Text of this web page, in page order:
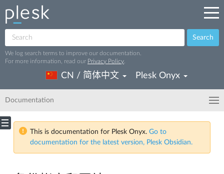
Search
We log search terms to improve our documentation.
For more information, read our Privacy Policy
CN / 简体中文 Plesk Onyx
Documentation
This is documentation for Plesk Onyx. Go to
documentation for the latest version, Plesk Obsidian.